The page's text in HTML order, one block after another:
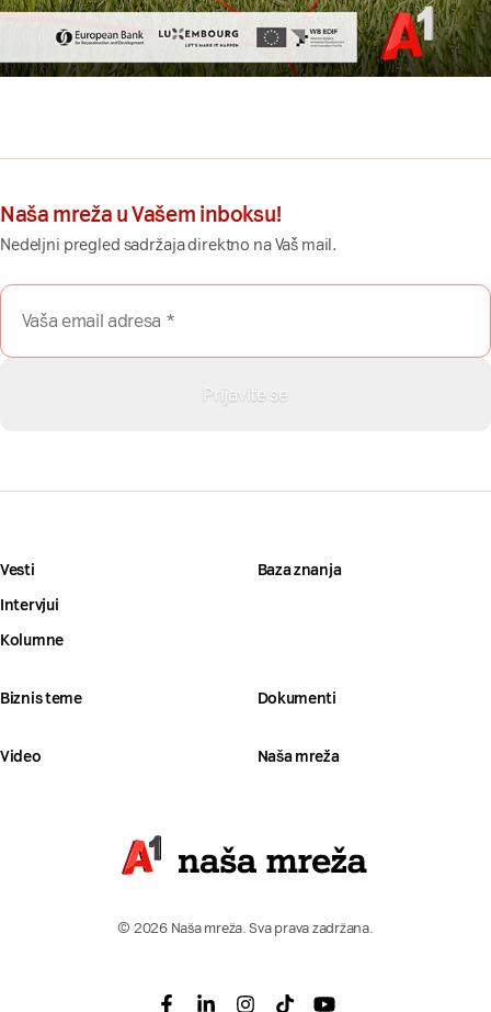
Naša mreža u Vašem inboksu!
Nedeljni pregled sadržaja direktno na Vaš mail.
Vesti
Intervjui
Kolumne
Baza znanja
Biznis teme Dokumenti
Video Naša mreža
© 2026 Naša mreža. Sva prava zadržana.